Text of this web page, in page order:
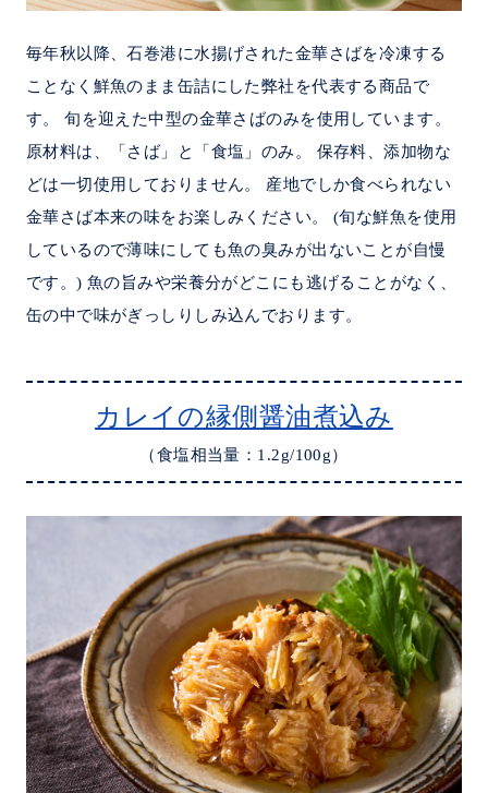
毎年秋以降、石巻港に水揚げされた金華さばを冷凍する
ことなく鮮魚のまま缶詰にした弊社を代表する商品で
す。 旬を迎えた中型の金華さばのみを使用しています。
原材料は、「さば」と「食塩」のみ。 保存料、添加物な
どは一切使用しておりません。 産地でしか食べられない
金華さば本来の味をお楽しみください。 (旬な鮮魚を使用
しているので薄味にしても魚の臭みが出ないことが自慢
です。) 魚の旨みや栄養分がどこにも逃げることがなく、
缶の中で味がぎっしりしみ込んでおります。
カレイの縁側醤油煮込み
（食塩相当量：1.2g/100g）